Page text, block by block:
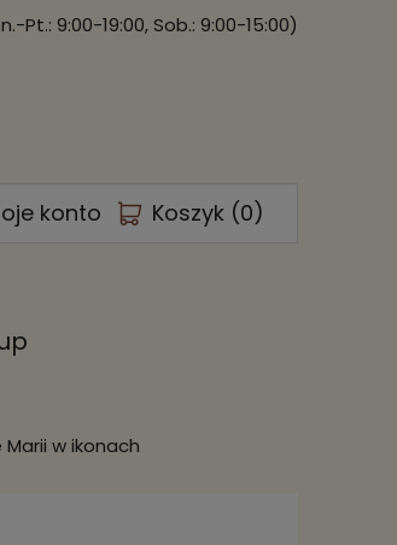
Pt.: 9:00-19:00, Sob.: 9:00-15:00)
konto Koszyk (0)
Marii w ikonach